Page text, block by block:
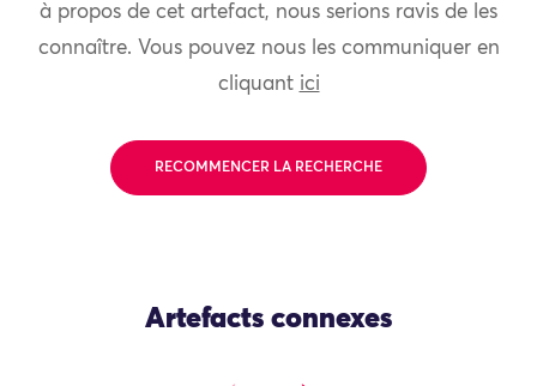
à propos de cet artefact, nous serions ravis de les
connaître. Vous pouvez nous les communiquer en
cliquant ici
RECOMMENCER LA RECHERCHE
Artefacts connexes